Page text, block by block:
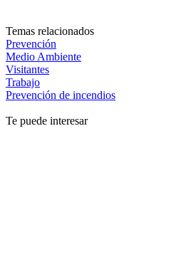
Temas relacionados
Prevención
Medio Ambiente
Visitantes
Trabajo
Prevención de incendios
Te puede interesar